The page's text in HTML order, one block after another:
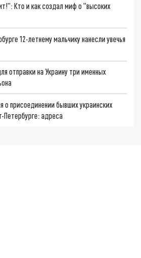
Кто и как создал миф о "высоких
12-летнему мальчику нанесли увечья
отправки на Украину три именных
о присоединении бывших украинских
Петербурге: адреса